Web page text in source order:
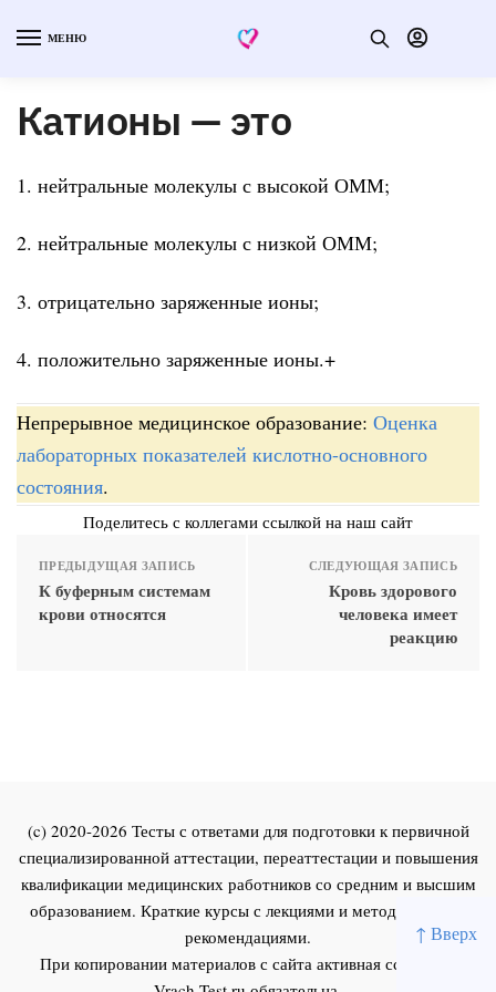
↑ Вверх
МЕНЮ
Катионы — это
1. нейтральные молекулы с высокой ОММ;
2. нейтральные молекулы с низкой ОММ;
3. отрицательно заряженные ионы;
4. положительно заряженные ионы.+
Непрерывное медицинское образование: Оценка
лабораторных показателей кислотно-основного
состояния.
Поделитесь с коллегами ссылкой на наш сайт
ПРЕДЫДУЩАЯ ЗАПИСЬ
К буферным системам
крови относятся
СЛЕДУЮЩАЯ ЗАПИСЬ
Кровь здорового
человека имеет
реакцию
(c) 2020-2026 Тесты с ответами для подготовки к первичной
специализированной аттестации, переаттестации и повышения
квалификации медицинских работников со средним и высшим
образованием. Краткие курсы с лекциями и методическими
рекомендациями.
При копировании материалов с сайта активная ссылка на